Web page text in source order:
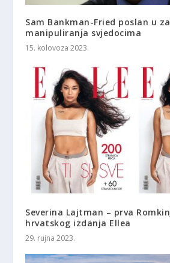
Sam Bankman-Fried poslan u
manipuliranja svjedocima
15. kolovoza 2023.
Severina Lajtman – prva
hrvatskog izdanja Ellea
29. rujna 2023.